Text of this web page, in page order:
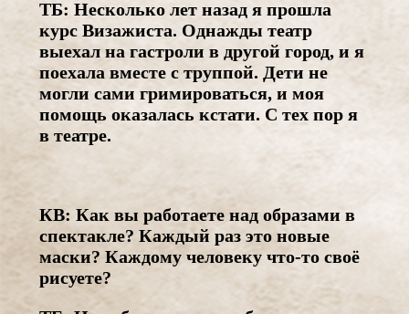
ТБ: Несколько лет назад я прошла
курс Визажиста. Однажды театр
выехал на гастроли в другой город, и я
поехала вместе с труппой. Дети не
могли сами гримироваться, и моя
помощь оказалась кстати. С тех пор я
в театре.
КВ: Как вы работаете над образами в
спектакле? Каждый раз это новые
маски? Каждому человеку что-то своё
рисуете?